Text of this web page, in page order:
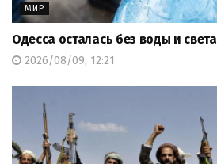
МИР
Одесса осталась без воды и света
2026/08/09, 12:21